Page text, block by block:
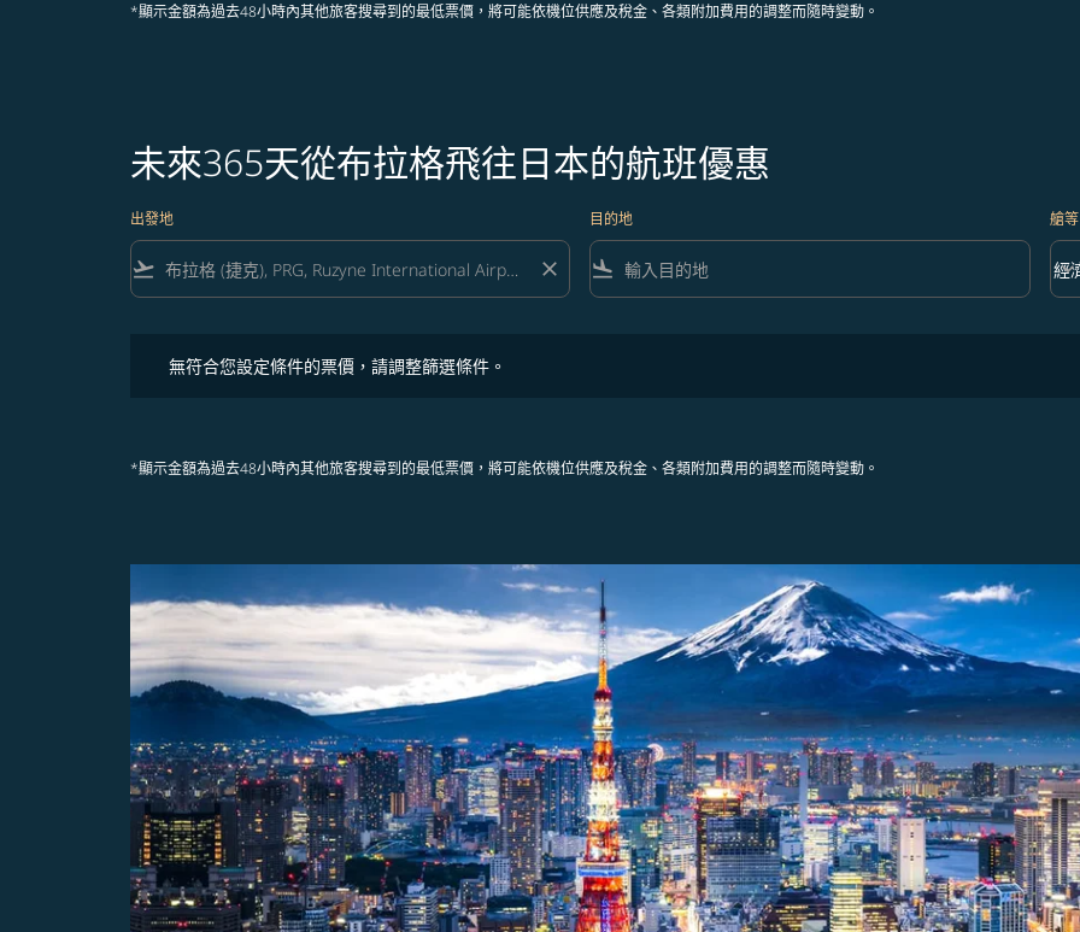
*顯示金額為過去48小時內其他旅客搜尋到的最低票價，將可能依機位供應及稅金、各類附加費用的調整而隨時變動。
未來365天從布拉格飛往日本的航班優惠
出發地
flight_takeoff close
目的地
flight_land
艙等
艙
經
keyboard_arrow_down
無符合您設定條件的票價，請調整篩選條件。
*顯示金額為過去48小時內其他旅客搜尋到的最低票價，將可能依機位供應及稅金、各類附加費用的調整而隨時變動。